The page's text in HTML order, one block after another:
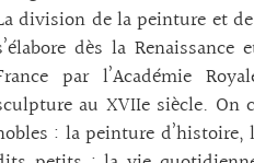
division de la peinture et
dès la
par l’Académie
au XVIIe siècle. On
: la peinture